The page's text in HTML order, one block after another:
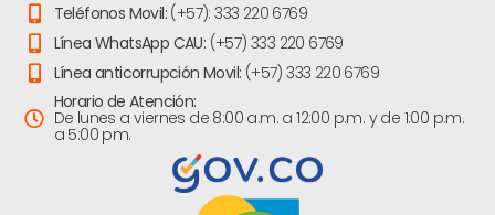
Teléfonos Movil: (+57): 333 220 6769
Línea WhatsApp CAU: (+57) 333 220 6769
Línea anticorrupción Movil: (+57) 333 220 6769
Horario de Atención:
De lunes a viernes de 8:00 a.m. a 12:00 p.m. y de 1:00 p.m.
a 5:00 pm.